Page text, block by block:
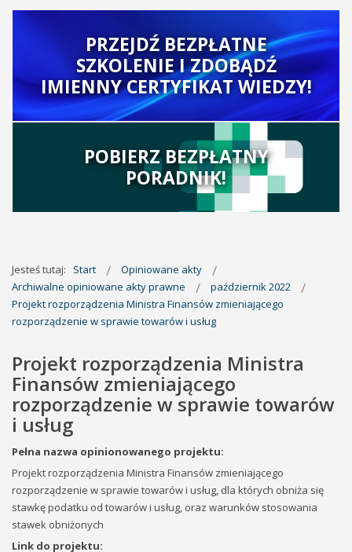
PRZEJDŹ BEZPŁATNE
SZKOLENIE I ZDOBĄDŹ
IMIENNY CERTYFIKAT WIEDZY!
POBIERZ BEZPŁATNY
PORADNIK!
Jesteś tutaj: Start
Opiniowane akty
Archiwalne opiniowane akty prawne
październik 2022
Projekt rozporządzenia Ministra Finansów zmieniającego
rozporządzenie w sprawie towarów i usług
Projekt rozporządzenia Ministra
Finansów zmieniającego
rozporządzenie w sprawie towarów
i usług
Pełna nazwa opinionowanego projektu:
Projekt rozporządzenia Ministra Finansów zmieniającego
rozporządzenie w sprawie towarów i usług, dla których obniża się
stawkę podatku od towarów i usług, oraz warunków stosowania
stawek obniżonych
Link do projektu: